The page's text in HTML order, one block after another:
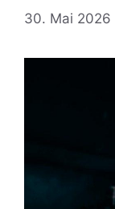
30. Mai 2026